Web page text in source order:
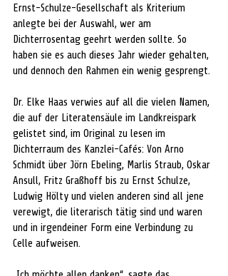
Ernst-Schulze-Gesellschaft als Kriterium
anlegte bei der Auswahl, wer am
Dichterrosentag geehrt werden sollte. So
haben sie es auch dieses Jahr wieder gehalten,
und dennoch den Rahmen ein wenig gesprengt.
Dr. Elke Haas verwies auf all die vielen Namen,
die auf der Literatensäule im Landkreispark
gelistet sind, im Original zu lesen im
Dichterraum des Kanzlei-Cafés: Von Arno
Schmidt über Jörn Ebeling, Marlis Straub, Oskar
Ansull, Fritz Graßhoff bis zu Ernst Schulze,
Ludwig Hölty und vielen anderen sind all jene
verewigt, die literarisch tätig sind und waren
und in irgendeiner Form eine Verbindung zu
Celle aufweisen.